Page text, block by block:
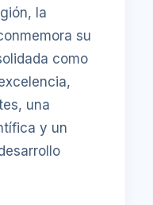
la
su
como
una
y un